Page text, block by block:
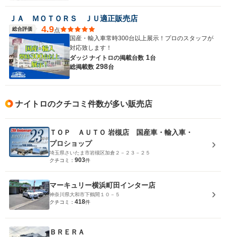
ＪＡ ＭＯＴＯＲＳ ＪＵ適正販売店
総合評価 4.9点
国産・輸入車常時300台以上展示！プロのスタッフが
対応致します！
ダッジ ナイトロの掲載台数 1台
総掲載数 298台
ナイトロのクチコミ件数が多い販売店
ＴＯＰ ＡＵＴＯ 岩槻店 国産車・輸入車・
プロショップ
埼玉県さいたま市岩槻区加倉２－２３－２５
クチコミ： 903件
マーキュリー横浜町田インター店
神奈川県大和市下鶴間１０－５
クチコミ： 418件
ＢＲＥＲＡ